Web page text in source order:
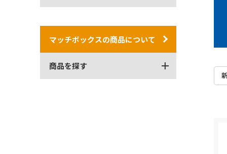
全商品から探す
マッチボックスの商品について
商品を探す